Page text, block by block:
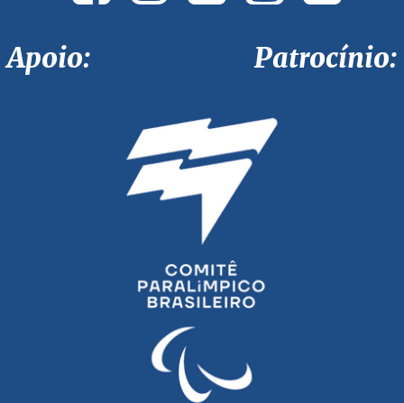
Apoio: Patrocínio: